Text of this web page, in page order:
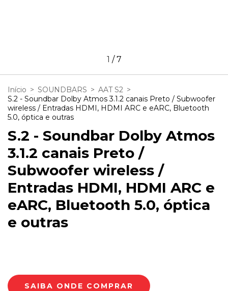
1 /7
Início > SOUNDBARS > AAT S2 >
S.2 - Soundbar Dolby Atmos 3.1.2 canais Preto / Subwoofer
wireless / Entradas HDMI, HDMI ARC e eARC, Bluetooth
5.0, óptica e outras
S.2 - Soundbar Dolby Atmos
3.1.2 canais Preto /
Subwoofer wireless /
Entradas HDMI, HDMI ARC e
eARC, Bluetooth 5.0, óptica
e outras